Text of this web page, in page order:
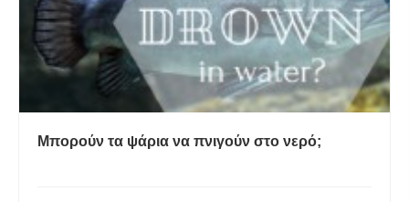
Μπορούν τα ψάρια να πνιγούν στο νερό;